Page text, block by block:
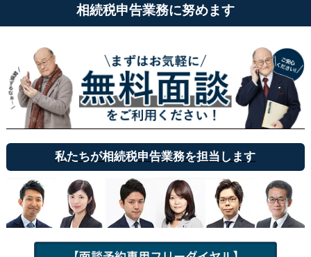
相続税申告業務に努めます
私たちが相続税申告業務を担当します